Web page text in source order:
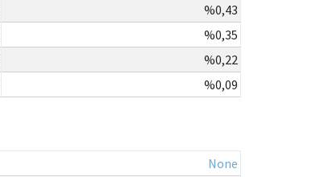
%0,43
%0,35
%0,22
%0,09
None